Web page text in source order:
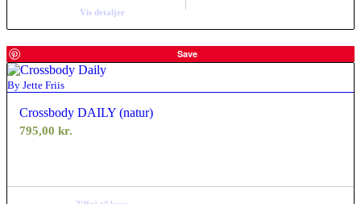
Vis detaljer
Save
By Jette Friis
Crossbody DAILY (natur)
795,00 kr.